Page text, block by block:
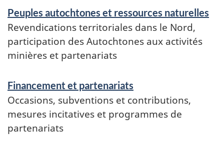
Peuples autochtones et ressources naturelles
Revendications territoriales dans le Nord,
participation des Autochtones aux activités
minières et partenariats
Financement et partenariats
Occasions, subventions et contributions,
mesures incitatives et programmes de
partenariats